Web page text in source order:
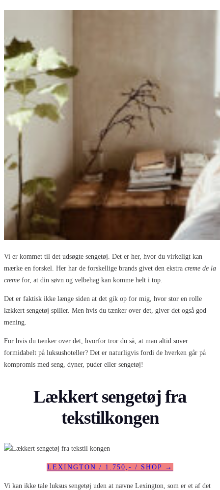
Vi er kommet til det udsøgte sengetøj. Det er her, hvor du virkeligt kan
mærke en forskel. Her har de forskellige brands givet den ekstra creme de la
creme for, at din søvn og velbehag kan komme helt i top.
Det er faktisk ikke længe siden at det gik op for mig, hvor stor en rolle
lækkert sengetøj spiller. Men hvis du tænker over det, giver det også god
mening.
For hvis du tænker over det, hvorfor tror du så, at man altid sover
formidabelt på luksushoteller? Det er naturligvis fordi de hverken går på
kompromis med seng, dyner, puder eller sengetøj!
Lækkert sengetøj fra
tekstilkongen
LEXINGTON / 1.750,- / SHOP →
Vi kan ikke tale luksus sengetøj uden at nævne Lexington, som er et af det